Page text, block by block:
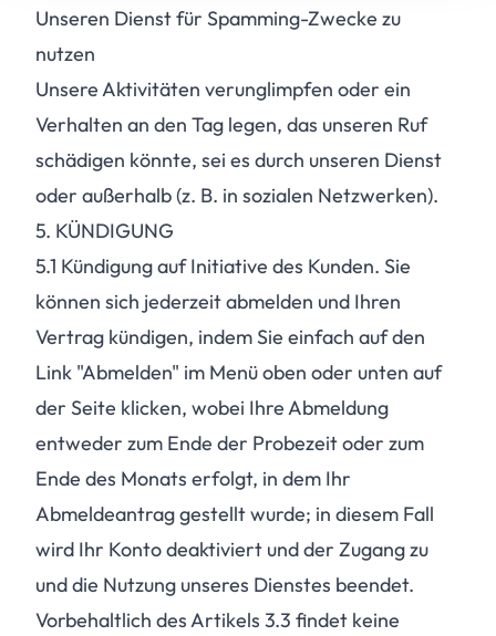
Unseren Dienst für Spamming-Zwecke zu
nutzen
Unsere Aktivitäten verunglimpfen oder ein
Verhalten an den Tag legen, das unseren Ruf
schädigen könnte, sei es durch unseren Dienst
oder außerhalb (z. B. in sozialen Netzwerken).
5. KÜNDIGUNG
5.1 Kündigung auf Initiative des Kunden. Sie
können sich jederzeit abmelden und Ihren
Vertrag kündigen, indem Sie einfach auf den
Link "Abmelden" im Menü oben oder unten auf
der Seite klicken, wobei Ihre Abmeldung
entweder zum Ende der Probezeit oder zum
Ende des Monats erfolgt, in dem Ihr
Abmeldeantrag gestellt wurde; in diesem Fall
wird Ihr Konto deaktiviert und der Zugang zu
und die Nutzung unseres Dienstes beendet.
Vorbehaltlich des Artikels 3.3 findet keine